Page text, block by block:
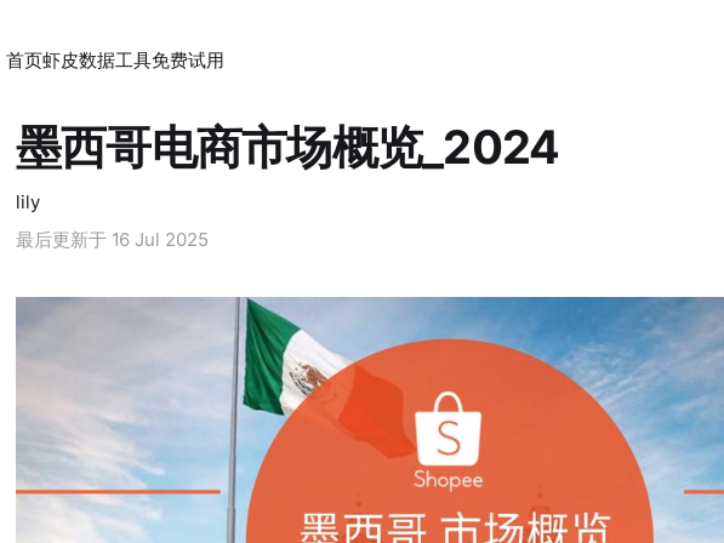
首页虾皮数据工具免费试用
墨西哥电商市场概览_2024
lily
最后更新于 16 Jul 2025